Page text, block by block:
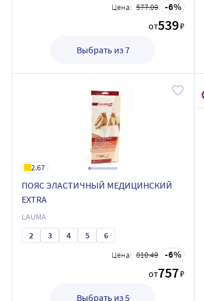
Цена: 577.09
6
от539₽
Выбрать из 7
2.67
ПОЯС ЭЛАСТИЧНЫЙ МЕДИЦИНСКИЙ
EXTRA
LAUMA
2
3 4 5
6
Цена: 810.49
6
от757₽
Выбрать из 5